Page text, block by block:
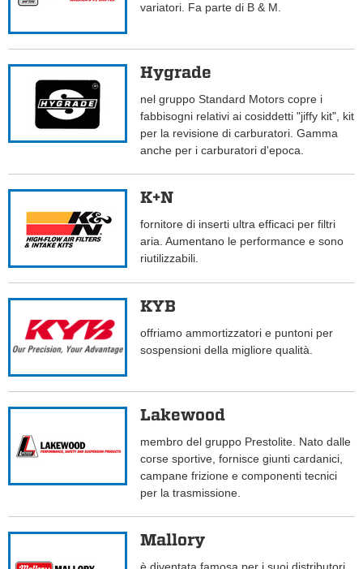
variatori. Fa parte di B & M.
Hygrade
nel gruppo Standard Motors copre i
fabbisogni relativi ai cosiddetti "jiffy kit", kit
per la revisione di carburatori. Gamma
anche per i carburatori d'epoca.
K+N
fornitore di inserti ultra efficaci per filtri
aria. Aumentano le performance e sono
riutilizzabili.
KYB
offriamo ammortizzatori e puntoni per
sospensioni della migliore qualità.
Lakewood
membro del gruppo Prestolite. Nato dalle
corse sportive, fornisce giunti cardanici,
campane frizione e componenti tecnici
per la trasmissione.
Mallory